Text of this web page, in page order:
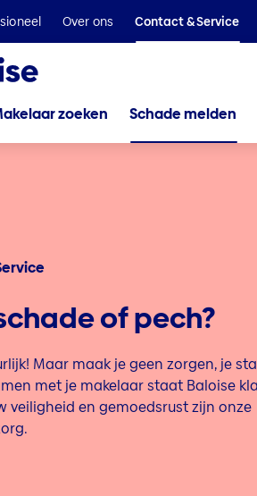
Over ons Contact & Service
zoeken Schade melden
of pech?
Maar maak je geen zorgen, je
met je makelaar staat Baloise
veiligheid en gemoedsrust zijn onze